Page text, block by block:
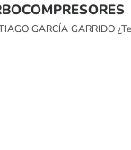
GARCÍA GARRIDO​